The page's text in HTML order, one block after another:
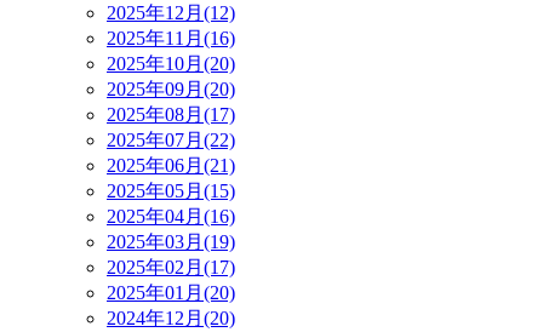
2025年12月(12)
2025年11月(16)
2025年10月(20)
2025年09月(20)
2025年08月(17)
2025年07月(22)
2025年06月(21)
2025年05月(15)
2025年04月(16)
2025年03月(19)
2025年02月(17)
2025年01月(20)
2024年12月(20)